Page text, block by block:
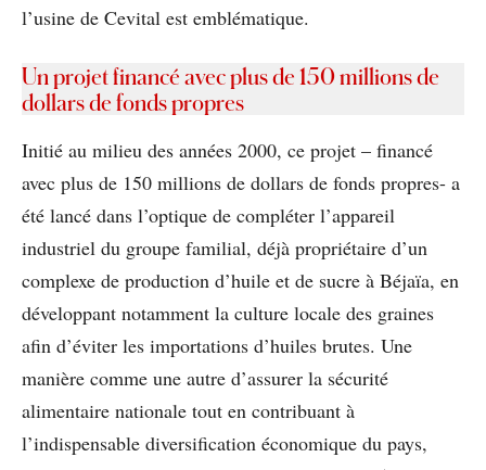
l’usine de Cevital est emblématique.
Un projet financé avec plus de 150 millions de
dollars de fonds propres
Initié au milieu des années 2000, ce projet – financé
avec plus de 150 millions de dollars de fonds propres- a
été lancé dans l’optique de compléter l’appareil
industriel du groupe familial, déjà propriétaire d’un
complexe de production d’huile et de sucre à Béjaïa, en
développant notamment la culture locale des graines
afin d’éviter les importations d’huiles brutes. Une
manière comme une autre d’assurer la sécurité
alimentaire nationale tout en contribuant à
l’indispensable diversification économique du pays,